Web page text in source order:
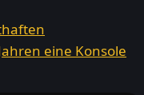
eine Konsole